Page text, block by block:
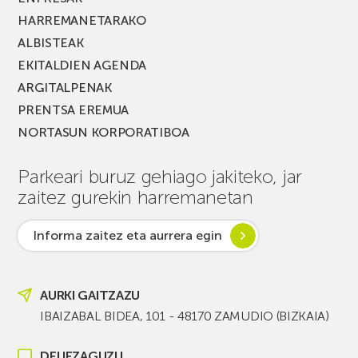
HARREMANETARAKO
ALBISTEAK
EKITALDIEN AGENDA
ARGITALPENAK
PRENTSA EREMUA
NORTASUN KORPORATIBOA
Parkeari buruz gehiago jakiteko, jar
zaitez gurekin harremanetan
Informa zaitez eta aurrera egin
AURKI GAITZAZU
IBAIZABAL BIDEA, 101 - 48170 ZAMUDIO (BIZKAIA)